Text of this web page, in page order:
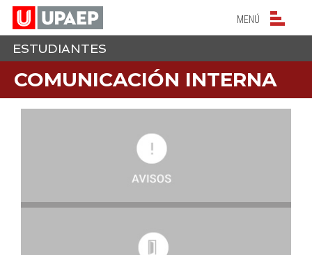
NAVEGACIÓN
MENÚ
ESTUDIANTES
COMUNICACIÓN INTERNA